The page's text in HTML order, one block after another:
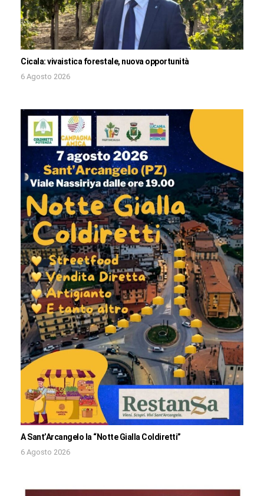
Cicala: vivaistica forestale, nuova opportunità
6 Agosto 2026
A Sant’Arcangelo la “Notte Gialla Coldiretti”
6 Agosto 2026